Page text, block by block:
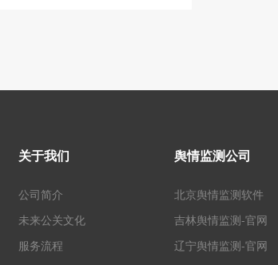
关于我们
公司简介
未来公关文化
服务流程
舆情监测公司
北京舆情监测软件
吉林舆情监测-官网
辽宁舆情监测-官网